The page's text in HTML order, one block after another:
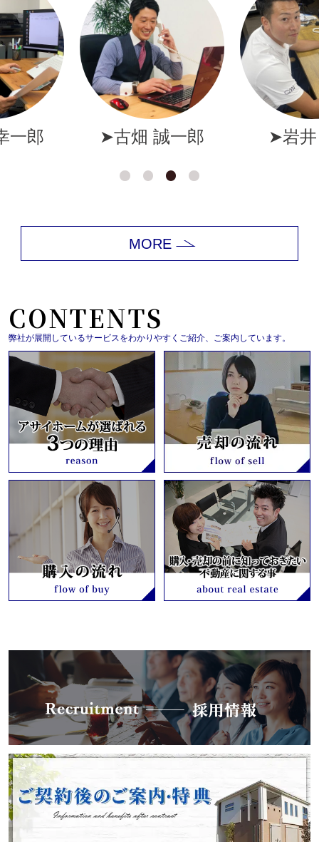
一郎 ➤岩井 拓磨 ➤犬
MORE
CONTENTS
弊社が展開しているサービスをわかりやすくご紹介、ご案内しています。